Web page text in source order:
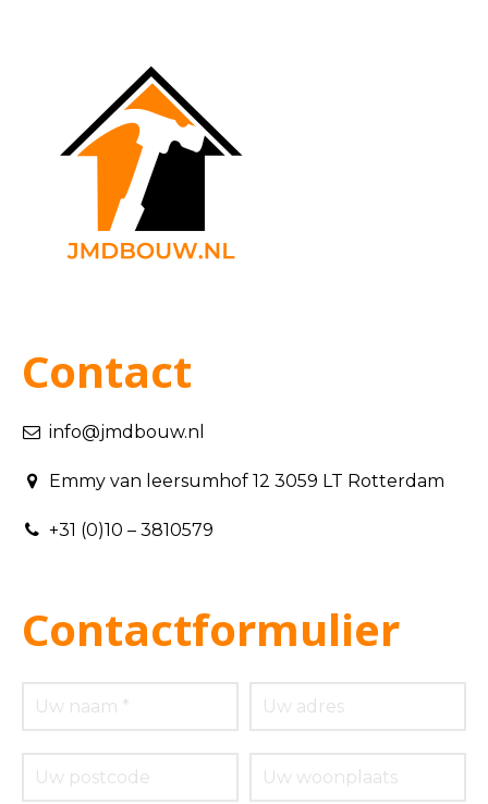
Contact
info@jmdbouw.nl
Emmy van leersumhof 12 3059 LT Rotterdam
+31 (0)10 – 3810579
Contactformulier